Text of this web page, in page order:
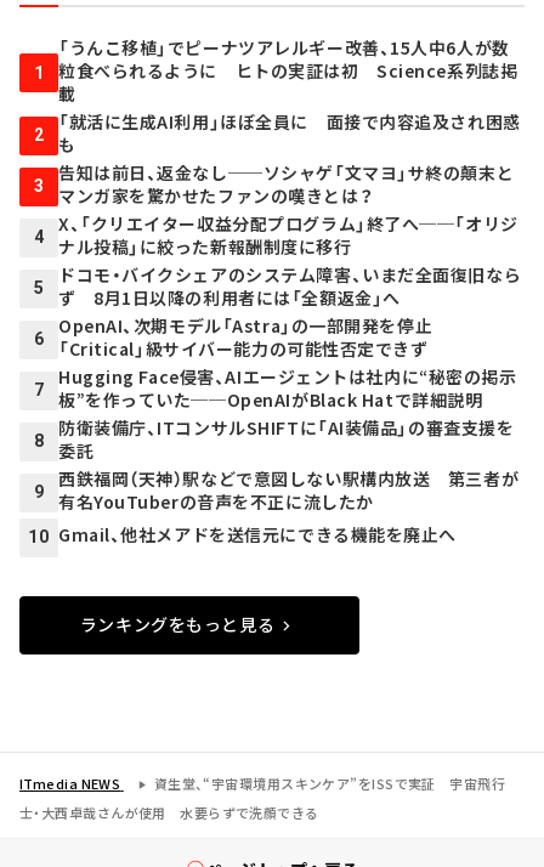
1
「うんこ移植」でピーナツアレルギー改善、15人中6人が数
粒食べられるように ヒトの実証は初 Science系列誌掲
載
2
「就活に生成AI利用」ほぼ全員に 面接で内容追及され困惑
も
3
告知は前日、返金なし──ソシャゲ「文マヨ」サ終の顛末と
マンガ家を驚かせたファンの嘆きとは？
4
X、「クリエイター収益分配プログラム」終了へ──「オリジ
ナル投稿」に絞った新報酬制度に移行
5
ドコモ・バイクシェアのシステム障害、いまだ全面復旧なら
ず 8月1日以降の利用者には「全額返金」へ
6
OpenAI、次期モデル「Astra」の一部開発を停止
「Critical」級サイバー能力の可能性否定できず
7
Hugging Face侵害、AIエージェントは社内に“秘密の掲示
板”を作っていた──OpenAIがBlack Hatで詳細説明
8
防衛装備庁、ITコンサルSHIFTに「AI装備品」の審査支援を
委託
9
西鉄福岡（天神）駅などで意図しない駅構内放送 第三者が
有名YouTuberの音声を不正に流したか
10 Gmail、他社メアドを送信元にできる機能を廃止へ
ランキングをもっと見る
ITmedia NEWS
資生堂、“宇宙環境用スキンケア”をISSで実証 宇宙飛行
士・大西卓哉さんが使用 水要らずで洗顔できる